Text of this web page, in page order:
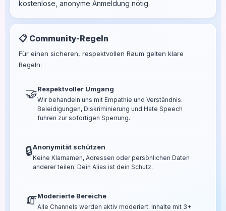
kostenlose, anonyme Anmeldung nötig.
📋 Community-Regeln
Für einen sicheren, respektvollen Raum gelten klare
Regeln:
🤝Respektvoller Umgang
Wir behandeln uns mit Empathie und Verständnis.
Beleidigungen, Diskriminierung und Hate Speech
führen zur sofortigen Sperrung.
🔒Anonymität schützen
Keine Klarnamen, Adressen oder persönlichen Daten
anderer teilen. Dein Alias ist dein Schutz.
🧯Moderierte Bereiche
Alle Channels werden aktiv moderiert. Inhalte mit 3+